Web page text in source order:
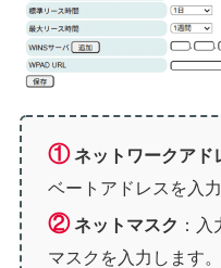
① ネットワークアド
ベートアドレスを入力
② ネットマスク ：
マスクを入力します。